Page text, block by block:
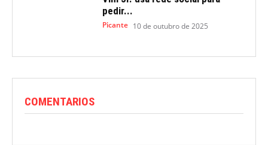
pedir...
Picante 10 de outubro de 2025
COMENTARIOS